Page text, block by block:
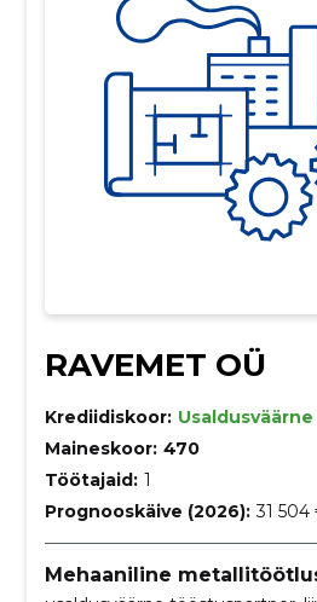
RAVEMET OÜ
Krediidiskoor: Usaldusväärne
Maineskoor: 470
Töötajaid: 1
Prognooskäive (2026): 31 504
Mehaaniline